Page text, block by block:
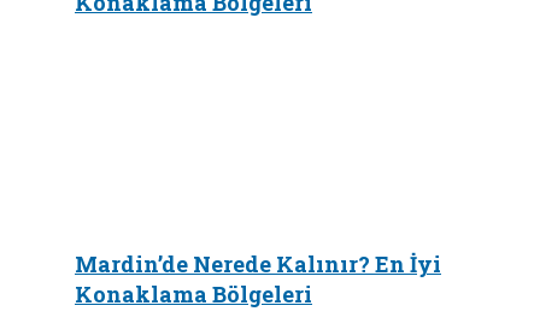
Mardin’de Nerede Kalınır? En İyi
Konaklama Bölgeleri